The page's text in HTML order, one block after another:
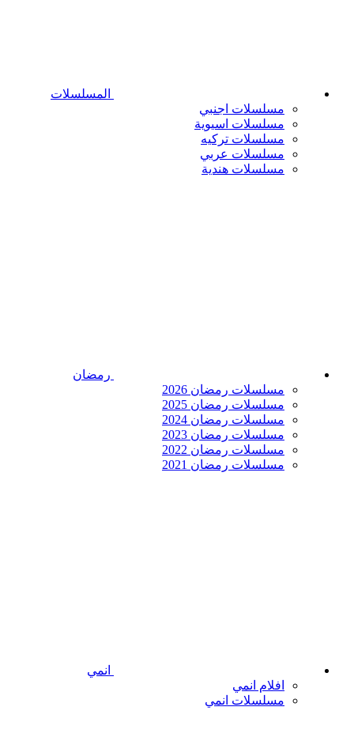
المسلسلات
مسلسلات اجنبي
مسلسلات اسيوية
مسلسلات تركيه
مسلسلات عربي
مسلسلات هندية
رمضان
مسلسلات رمضان 2026
مسلسلات رمضان 2025
مسلسلات رمضان 2024
مسلسلات رمضان 2023
مسلسلات رمضان 2022
مسلسلات رمضان 2021
انمي
افلام انمي
مسلسلات انمي